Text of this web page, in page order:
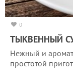
0
ТЫКВЕННЫЙ
Нежный и
простотой